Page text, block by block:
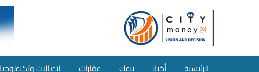
الرئيسية أخبار بنوك عقارات اتصالات وتكنولوجيا